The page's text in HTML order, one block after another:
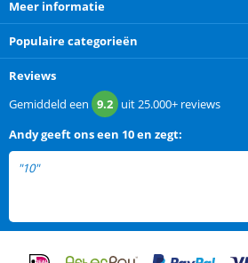
Meer informatie
Populaire categorieën
Reviews
Gemiddeld een 9.2 uit25.000+ reviews
Andygeeft ons een 10 en zegt:
"10"